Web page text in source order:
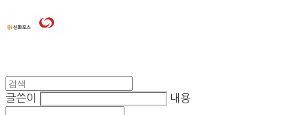
글쓴이 내용